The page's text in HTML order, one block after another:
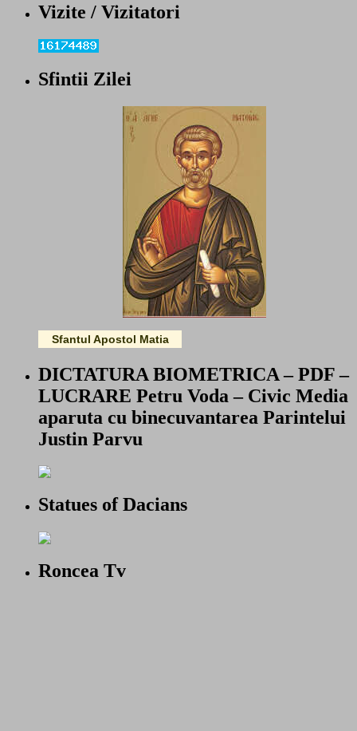
Vizite / Vizitatori
Sfintii Zilei
Sfantul Apostol Matia
DICTATURA BIOMETRICA – PDF –
LUCRARE Petru Voda – Civic Media
aparuta cu binecuvantarea Parintelui
Justin Parvu
Statues of Dacians
Roncea Tv